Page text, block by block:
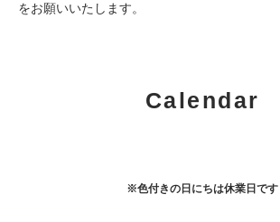
をお願いいたします。
Calendar
※色付きの日にちは休業日です